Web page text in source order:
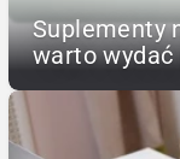
Suplementy
warto wydać